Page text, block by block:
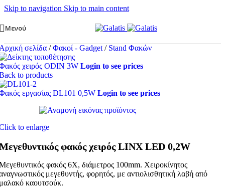
Skip to navigation Skip to main content
Μενού
σελίδα / Φακοί - Gadget / Stand Φακών
χειρός ODIN 3W Login to see prices
to products
εργασίας DL101 0,5W Login to see prices
to enlarge
φακός χειρός LINX LED 0,2W
φακός 6X, διάμετρος 100mm. Χειροκίνητος
μεγεθυντής, φορητός, με αντιολισθητική λαβή από
καουτσούκ.